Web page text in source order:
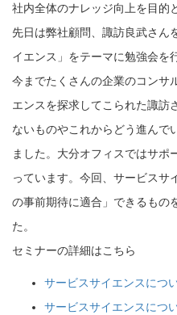
社内全体のナレッジ向上を目的
先日は弊社顧問、諏訪良武さん
イエンス」をテーマに勉強会を
今までたくさんの企業のコンサ
エンスを探求してこられた諏訪
ないものやこれからどう進んで
ました。大分オフィスではサポ
っています。今回、サービスサ
の事前期待に適合」できるもの
た。
セミナーの詳細はこちら
サービスサイエンスにつ
サービスサイエンスにつ